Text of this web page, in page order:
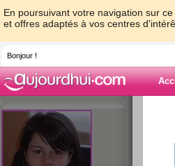
En poursuivant votre navigation sur
et offres adaptés à vos centres
Bonjour !